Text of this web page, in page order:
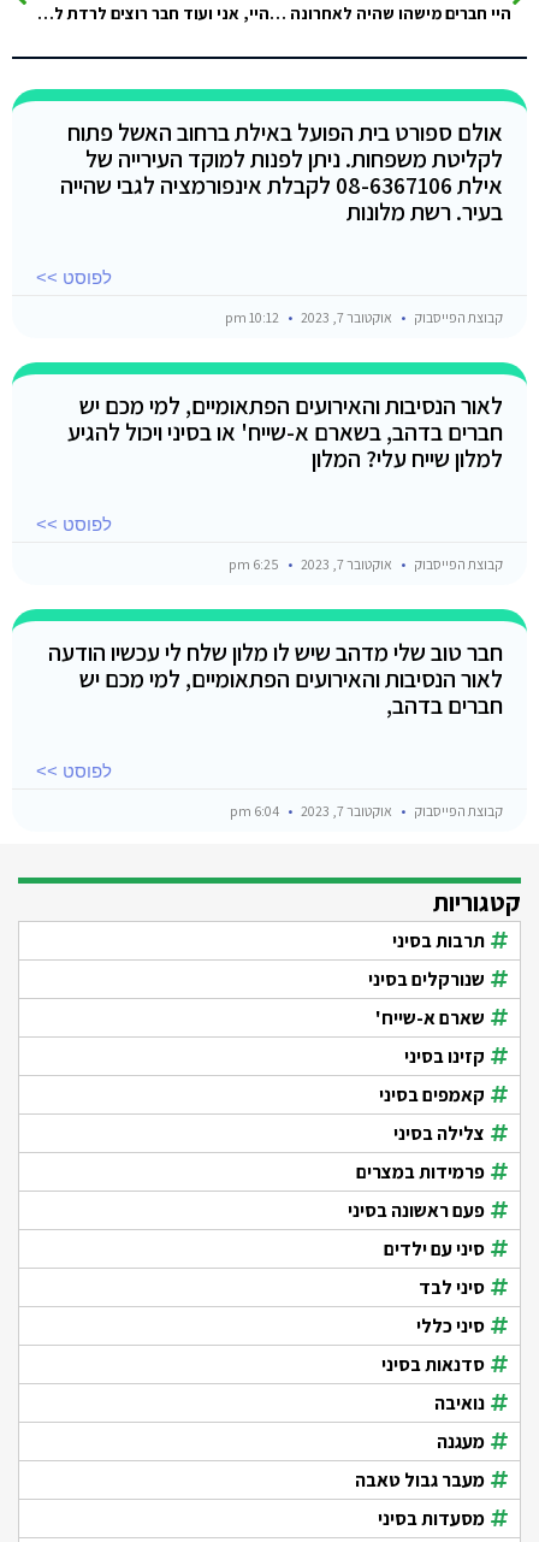
היי חברים מישהו שהיה לאחרונה בטאבה בסטייל אמסטרדם? היי, אני ועוד חבר רוצים לרדת לסיני. עוד לא היינו בסיני בכלל. אנחנו נוסעים ל3 ימים, ונורא רוצים חופים טובים עם שמורות אלמוגים…
אולם ספורט בית הפועל באילת ברחוב האשל פתוח
לקליטת משפחות. ניתן לפנות למוקד העירייה של
אילת 08-6367106 לקבלת אינפורמציה לגבי שהייה
בעיר. רשת מלונות
לפוסט >>
קבוצת הפייסבוק אוקטובר 7, 2023
לאור הנסיבות והאירועים הפתאומיים, למי מכם יש
חברים בדהב, בשארם א-שייח' או בסיני ויכול להגיע
למלון שייח עלי? המלון
לפוסט >>
קבוצת הפייסבוק אוקטובר 7, 2023
חבר טוב שלי מדהב שיש לו מלון שלח לי עכשיו הודעה
לאור הנסיבות והאירועים הפתאומיים, למי מכם יש
חברים בדהב,
לפוסט >>
קבוצת הפייסבוק אוקטובר 7, 2023
קטגוריות
תרבות בסיני
שנורקלים בסיני
שארם א-שייח'
קזינו בסיני
קאמפים בסיני
צלילה בסיני
פרמידות במצרים
פעם ראשונה בסיני
סיני עם ילדים
סיני לבד
סיני כללי
סדנאות בסיני
נואיבה
מעגנה
מעבר גבול טאבה
מסעדות בסיני